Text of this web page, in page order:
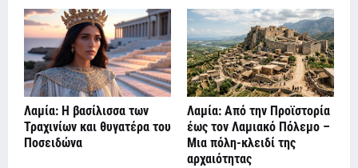
Λαμία: Η βασίλισσα των
Τραχινίων και θυγατέρα του
Ποσειδώνα
Λαμία: Από την Προϊστορία
έως τον Λαμιακό Πόλεμο –
Μια πόλη-κλειδί της
αρχαιότητας